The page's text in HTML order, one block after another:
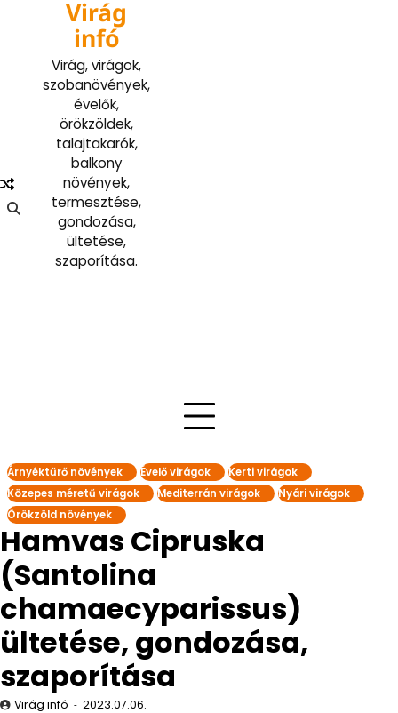
Virág
infó
Virág, virágok,
szobanövények,
évelők,
örökzöldek,
talajtakarók,
balkony
növények,
termesztése,
gondozása,
ültetése,
szaporítása.
Árnyéktűrő növények Évelő virágok
Kerti virágok
Közepes méretű virágok
Mediterrán virágok
Nyári virágok
Örökzöld növények
Hamvas Cipruska
(Santolina
chamaecyparissus)
ültetése, gondozása,
szaporítása
Virág infó 2023.07.06.